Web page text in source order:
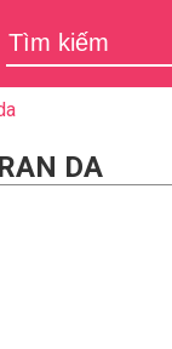
DA